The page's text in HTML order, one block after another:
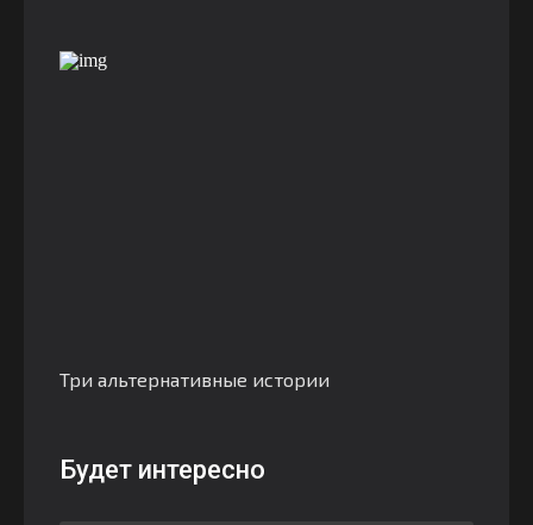
Три альтернативные истории
Будет интересно